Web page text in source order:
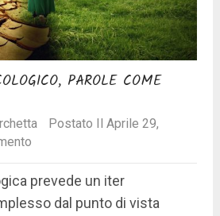
PAROLE COME
Postato Il Aprile 29,
prevede un iter
dal punto di vista